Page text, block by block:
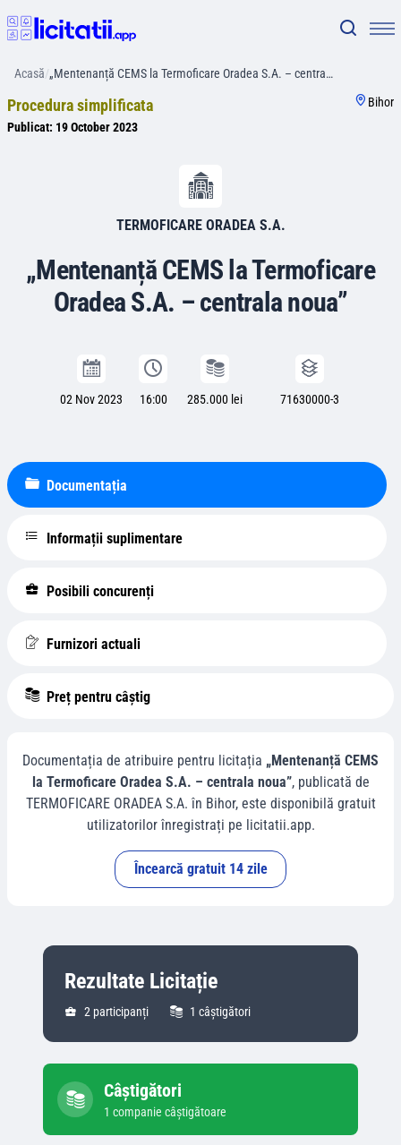
Acasă/„Mentenanță CEMS la Termoficare Oradea S.A. – centra…
Procedura simplificata
Publicat: 19 October 2023
Bihor
TERMOFICARE ORADEA S.A.
„Mentenanță CEMS la Termoficare
Oradea S.A. – centrala noua”
02 Nov 2023 16:00 285.000 lei 71630000-3
Documentația
Informații suplimentare
Posibili concurenți
Furnizori actuali
Preț pentru câștig
Documentația de atribuire pentru licitația „Mentenanță CEMS
la Termoficare Oradea S.A. – centrala noua”, publicată de
TERMOFICARE ORADEA S.A. în Bihor, este disponibilă gratuit
utilizatorilor înregistrați pe licitatii.app.
Încearcă gratuit 14 zile
Rezultate Licitație
2 participanți 1 câștigători
Câștigători
1 companie câștigătoare